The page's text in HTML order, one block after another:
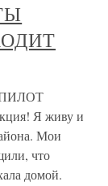
Я живу и
Мои
что
домой.